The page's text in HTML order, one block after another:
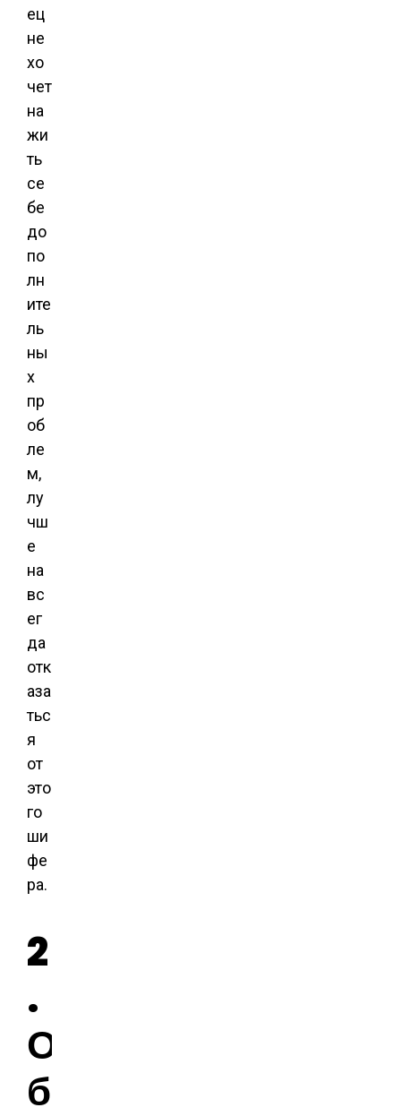
ец
не
хо
чет
на
жи
ть
се
бе
до
по
лн
ите
ль
ны
х
пр
об
ле
м,
лу
чш
е
на
вс
ег
да
отк
аза
тьс
я
от
это
го
ши
фе
ра.
2
.
О
б